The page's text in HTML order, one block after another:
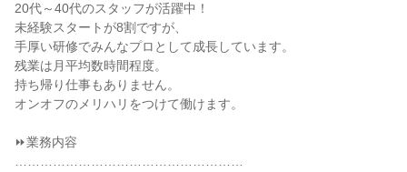
20代～40代のスタッフが活躍中！
未経験スタートが8割ですが、
手厚い研修でみんなプロとして成長しています。
残業は月平均数時間程度。
持ち帰り仕事もありません。
オンオフのメリハリをつけて働けます。
⏩業務内容